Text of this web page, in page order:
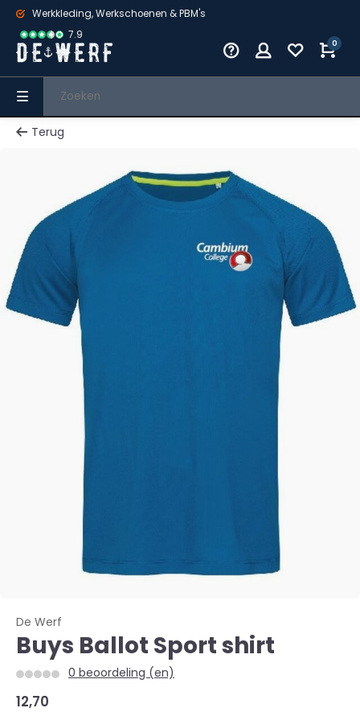
Werkkleding, Werkschoenen & PBM's
7.9
0
Terug
De Werf
Buys Ballot Sport shirt
0 beoordeling (en)
12,70